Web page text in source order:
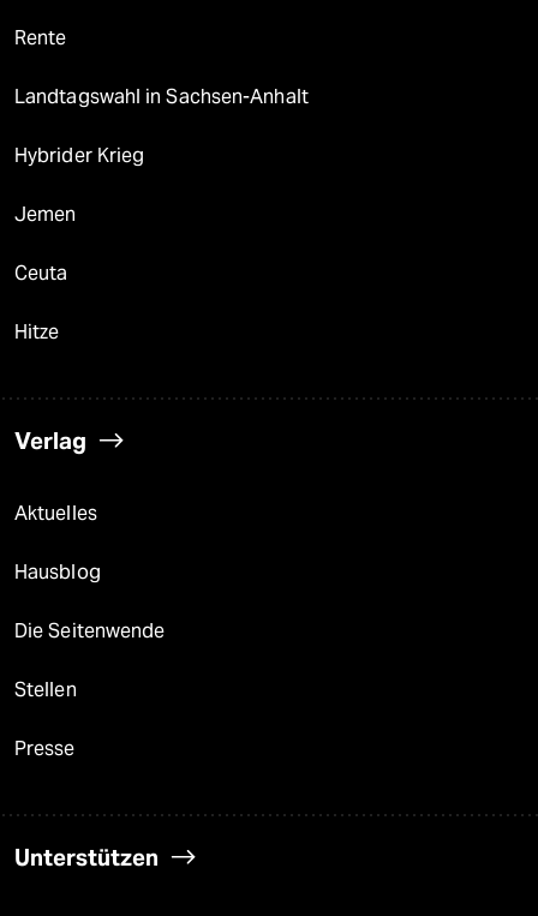
Rente
Landtagswahl in Sachsen-Anhalt
Hybrider Krieg
Jemen
Ceuta
Hitze
Verlag
Aktuelles
Hausblog
Die Seitenwende
Stellen
Presse
Unterstützen